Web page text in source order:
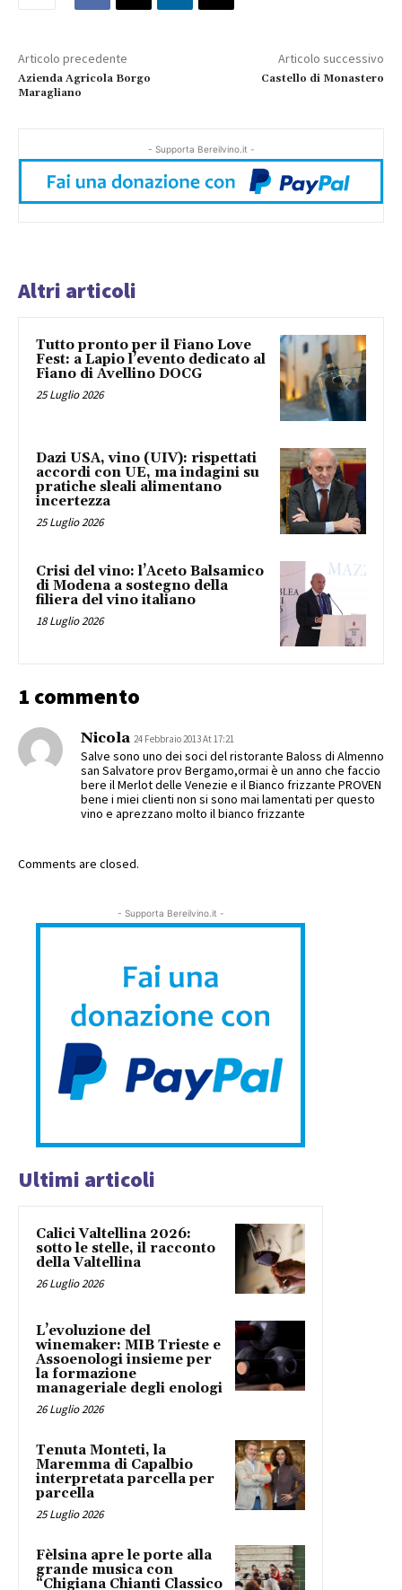
Articolo precedente
Azienda Agricola Borgo
Maragliano
Articolo successivo
Castello di Monastero
- Supporta Bereilvino.it -
Altri articoli
Tutto pronto per il Fiano Love
Fest: a Lapio l’evento dedicato al
Fiano di Avellino DOCG
25 Luglio 2026
Dazi USA, vino (UIV): rispettati
accordi con UE, ma indagini su
pratiche sleali alimentano
incertezza
25 Luglio 2026
Crisi del vino: l’Aceto Balsamico
di Modena a sostegno della
filiera del vino italiano
18 Luglio 2026
1 commento
Nicola 24 Febbraio 2013 At 17:21
Salve sono uno dei soci del ristorante Baloss di Almenno
san Salvatore prov Bergamo,ormai è un anno che faccio
bere il Merlot delle Venezie e il Bianco frizzante PROVEN
bene i miei clienti non si sono mai lamentati per questo
vino e aprezzano molto il bianco frizzante
Comments are closed.
- Supporta Bereilvino.it -
Ultimi articoli
Calici Valtellina 2026:
sotto le stelle, il racconto
della Valtellina
26 Luglio 2026
L’evoluzione del
winemaker: MIB Trieste e
Assoenologi insieme per
la formazione
manageriale degli enologi
26 Luglio 2026
Tenuta Monteti, la
Maremma di Capalbio
interpretata parcella per
parcella
25 Luglio 2026
Fèlsina apre le porte alla
grande musica con
“Chigiana Chianti Classico